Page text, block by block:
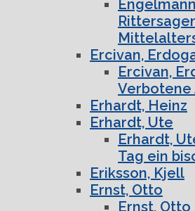
Ercivan,
Ercivan,
Erhardt, Heinz
Erhardt, Ute
Erhardt,
Tag ein
Eriksson, Kjell
Ernst, Otto
Ernst,